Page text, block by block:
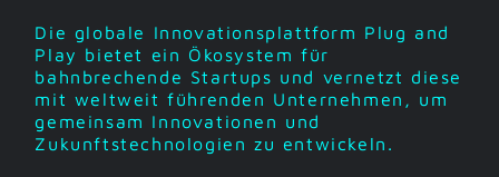
Die globale Innovationsplattform Plug and
Play bietet ein Ökosystem für
bahnbrechende Startups und vernetzt diese
mit weltweit führenden Unternehmen, um
gemeinsam Innovationen und
Zukunftstechnologien zu entwickeln.